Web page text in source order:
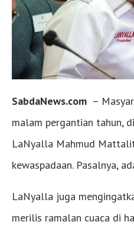
SabdaNews.com –
malam pergantian tahun,
LaNyalla Mahmud
kewaspadaan. Pasalnya,
LaNyalla juga
merilis ramalan cuaca di